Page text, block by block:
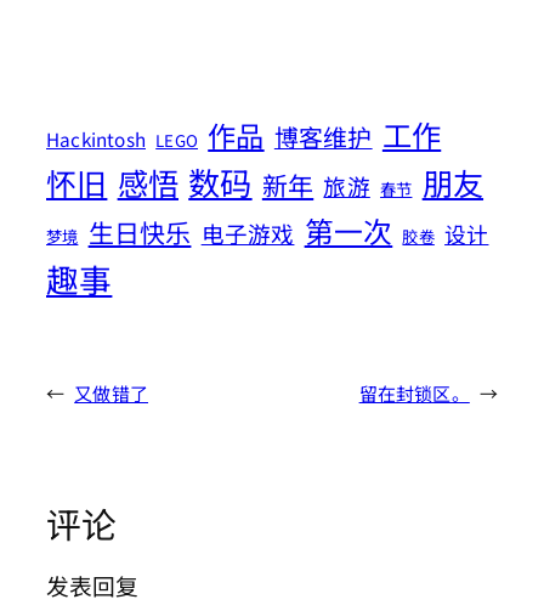
Hackintosh LEGO 作品 博客维护 工作
怀旧 感悟 数码 新年 旅游 春节 朋友
梦境 生日快乐 电子游戏 第一次 胶卷 设计
趣事
← 又做错了 留在封锁区。 →
评论
发表回复